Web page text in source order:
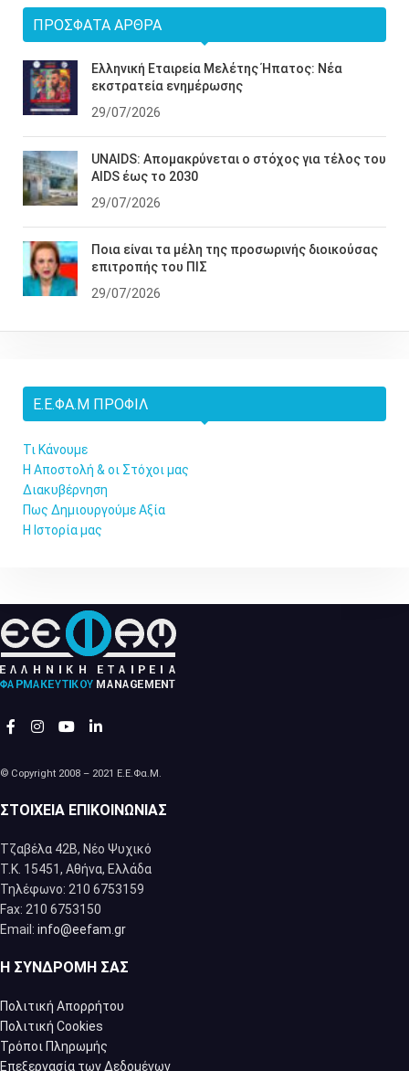
ΠΡΌΣΦΑΤΑ ΆΡΘΡΑ
Ελληνική Εταιρεία Μελέτης Ήπατος: Νέα
εκστρατεία ενημέρωσης
29/07/2026
UNAIDS: Απομακρύνεται ο στόχος για τέλος του
AIDS έως το 2030
29/07/2026
Ποια είναι τα μέλη της προσωρινής διοικούσας
επιτροπής του ΠΙΣ
29/07/2026
Ε.Ε.ΦΑ.Μ ΠΡΟΦΊΛ
Τι Κάνουμε
Η Αποστολή & οι Στόχοι μας
Διακυβέρνηση
Πως Δημιουργούμε Αξία
Η Ιστορία μας
© Copyright 2008 – 2021 Ε.Ε.Φα.Μ.
ΣΤΟΙΧΕΊΑ ΕΠΙΚΟΙΝΩΝΊΑΣ
Τζαβέλα 42Β, Νέο Ψυχικό
Τ.Κ. 15451, Αθήνα, Eλλάδα
Τηλέφωνο: 210 6753159
Fax: 210 6753150
Email: info@eefam.gr
Η ΣΥΝΔΡΟΜΉ ΣΑΣ
Πολιτική Απορρήτου
Πολιτική Cookies
Τρόποι Πληρωμής
Επεξεργασία των Δεδομένων